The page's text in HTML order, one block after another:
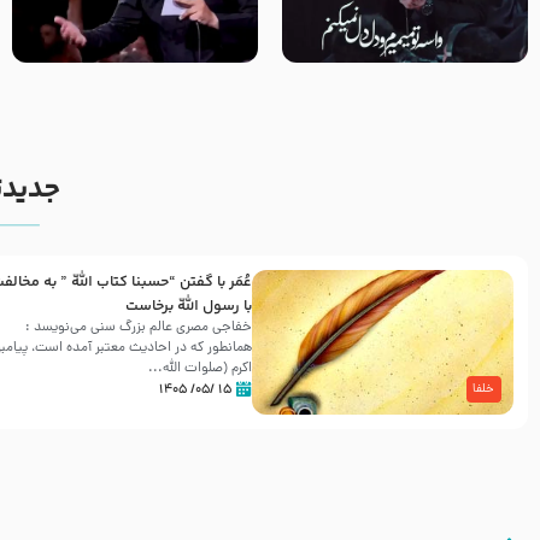
مصداق کربلا – حاج حسین سیب
شور ، حسینا! به‌ حق زهرا «أُنْظُرْ
إِلَینا» – عزاداری شب هفتم ماه
خلفا
عُمَر با گفتن “حسبنا كتاب اللّه ” به
با رسول اللّه برخاست
خفاجی مصری عالم بزرگ سنی می‌نویسد :
همانطور که در احادیث معتبر آمده است،
اکرم (صلوات اللّه...
۱۵ /۰۵/ ۱۴۰۵